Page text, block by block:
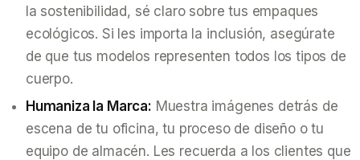
la sostenibilidad, sé claro sobre tus empaques
ecológicos. Si les importa la inclusión, asegúrate
de que tus modelos representen todos los tipos de
cuerpo.
Humaniza la Marca: Muestra imágenes detrás de
escena de tu oficina, tu proceso de diseño o tu
equipo de almacén. Les recuerda a los clientes que